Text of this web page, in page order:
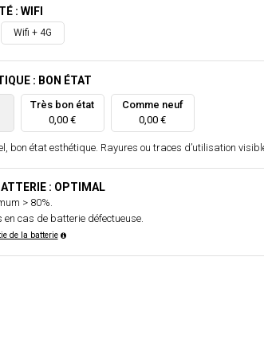
: WIFI
Wifi + 4G
: BON ÉTAT
Très bon état
0,00 €
Comme neuf
0,00 €
bon état esthétique. Rayures ou traces d’utilisation
: OPTIMAL
> 80%.
en cas de batterie défectueuse.
de la batterie